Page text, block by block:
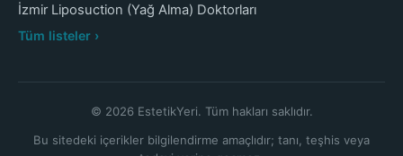
İzmir Liposuction (Yağ Alma) Doktorları
Tüm listeler ›
© 2026 EstetikYeri. Tüm hakları saklıdır.
Bu sitedeki içerikler bilgilendirme amaçlıdır; tanı, teşhis veya